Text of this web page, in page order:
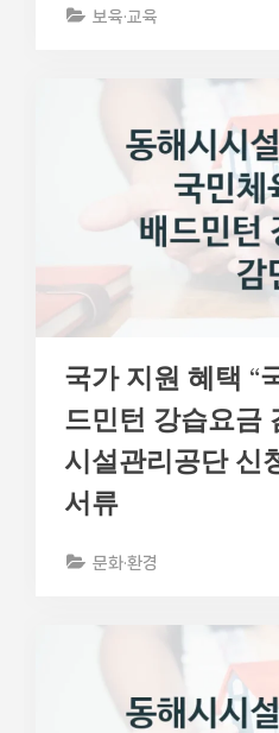
보육·교육
국가 지원 혜택 “
드민턴 강습요금
시설관리공단 신
서류
문화·환경